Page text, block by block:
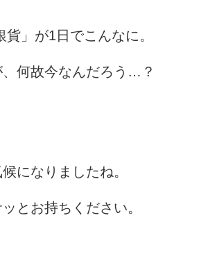
」が1日でこんなに。
何故今なんだろう…？
になりましたね。
とお持ちください。